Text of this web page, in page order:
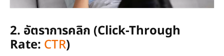
2. อัตราการคลิก (Click-Through
Rate: CTR)